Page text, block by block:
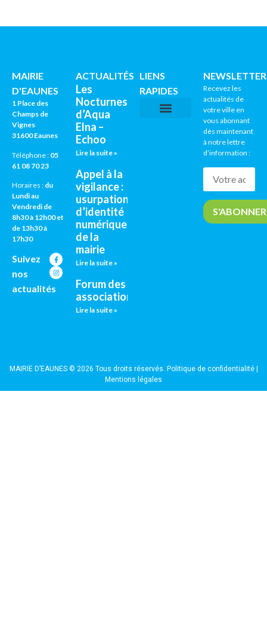
MAIRIE
D'EAUNES
1 Place des
Champs de
Vignes
31600 Eaunes
Téléphone : 05
61 08 70 23
Horaires : du
Lundi au
Vendredi de
8h30 à 12h00 et
de 13h30 à
17h30
Suivez
nos
actualités
ACTUALITÉS
Les
Nocturnes
d’Aqua
Elna –
Echoo
Lire la suite »
Appel à la
vigilance :
usurpation
d’identité
numérique
de la
mairie
Lire la suite »
Forum des
associations
Lire la suite »
LIENS
RAPIDES
Recevez les
actualités de
votre ville en
vous abonnant
dès maintenant
à notre lettre
d’information :
MAIRIE D’EAUNES © 2026 Tous droits réservés. Politique de confidentialité|
Mentions légales